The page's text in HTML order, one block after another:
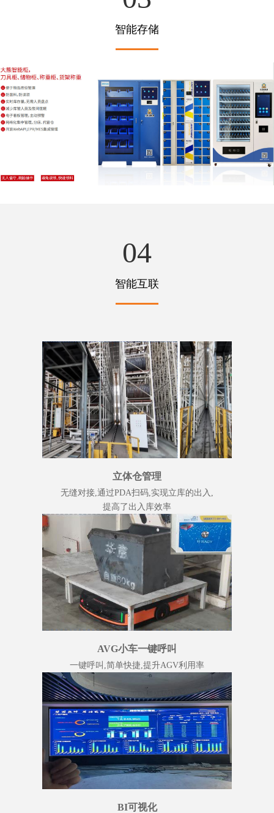
智能存储
04
智能互联
立体仓管理
无缝对接,通过PDA扫码,实现立库的出入,
提高了出入库效率
AVG小车一键呼叫
一键呼叫,简单快捷,提升AGV利用率
BI可视化